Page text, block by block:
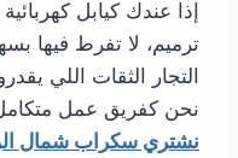
إذا عندك كيابل
ترميم، لا تفرط فيها
التجار الثقات اللي
نحن كفريق عمل
نشتري سكراب شمال